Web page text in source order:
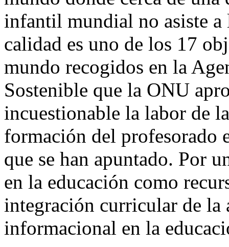
infantil mundial no asiste a
calidad es uno de los 17
mundo recogidos en la
Sostenible que la ONU
incuestionable la labor de
formación del profesorado
que se han apuntado. Por
en la educación como
integración curricular de la
informacional en la